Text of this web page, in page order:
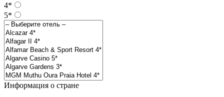
4*
5*
Информация о стране